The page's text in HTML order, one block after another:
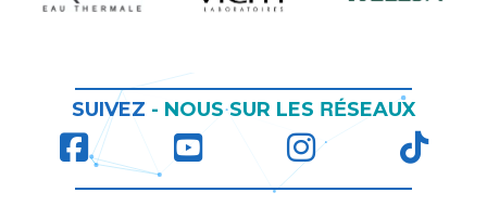
SUIVEZ - NOUS SUR LES RÉSEAUX